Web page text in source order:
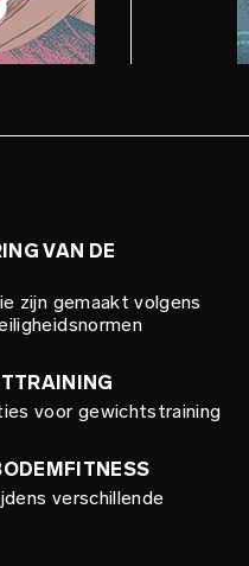
VAN DE
zijn gemaakt volgens
voor gewichtstraining
verschillende